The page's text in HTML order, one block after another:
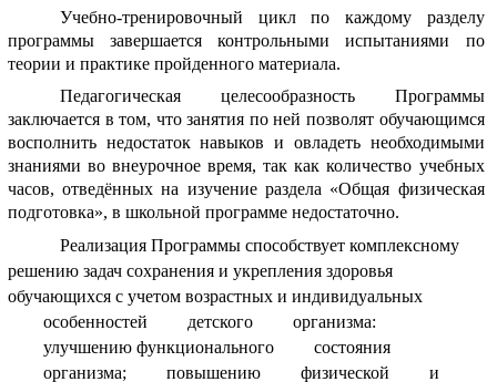
Учебно-тренировочный цикл по каждому разделу
программы завершается контрольными испытаниями по
теории и практике пройденного материала.
Педагогическая целесообразность Программы
заключается в том, что занятия по ней позволят обучающимся
восполнить недостаток навыков и овладеть необходимыми
знаниями во внеурочное время, так как количество учебных
часов, отведённых на изучение раздела «Общая физическая
подготовка», в школьной программе недостаточно.
Реализация Программы способствует комплексному
решению задач сохранения и укрепления здоровья
обучающихся с учетом возрастных и индивидуальных
особенностей детского организма:
улучшению функционального состояния
организма; повышению физической и